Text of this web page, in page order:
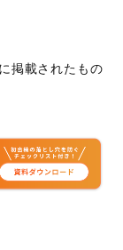
掲載されたもの